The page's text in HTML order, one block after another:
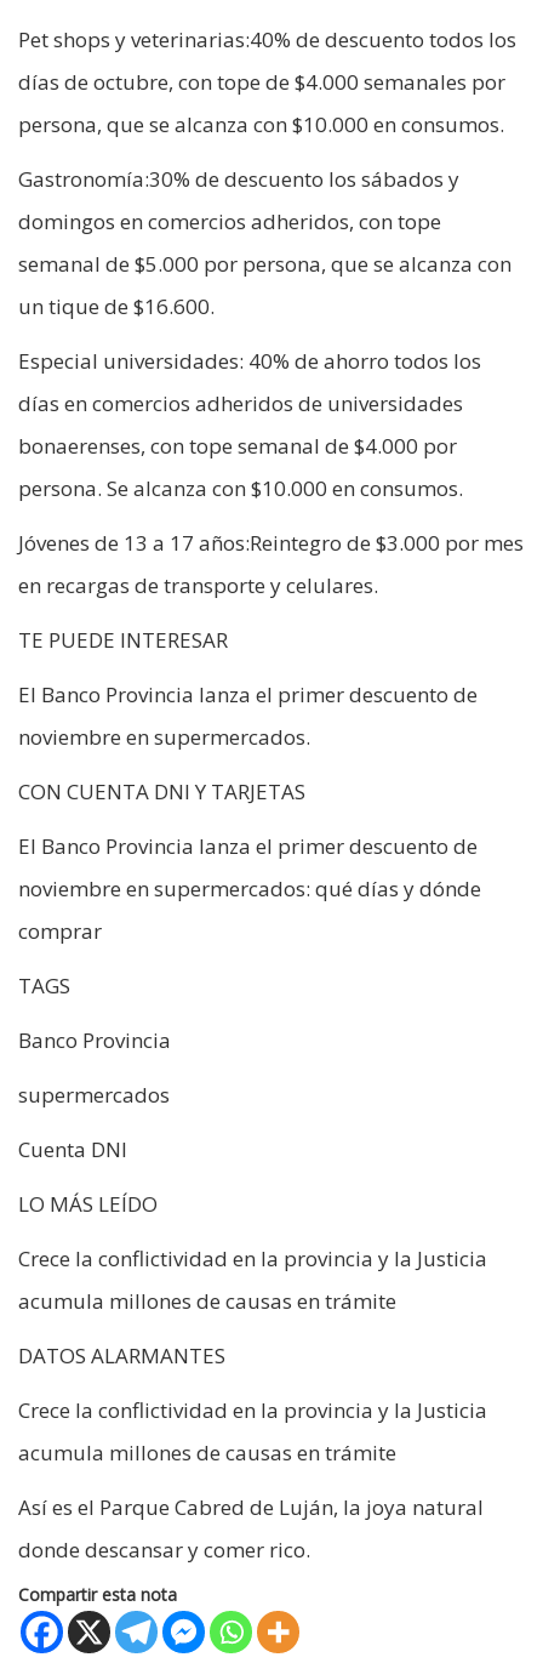
Pet shops y veterinarias:40% de descuento todos los
días de octubre, con tope de $4.000 semanales por
persona, que se alcanza con $10.000 en consumos.
Gastronomía:30% de descuento los sábados y
domingos en comercios adheridos, con tope
semanal de $5.000 por persona, que se alcanza con
un tique de $16.600.
Especial universidades: 40% de ahorro todos los
días en comercios adheridos de universidades
bonaerenses, con tope semanal de $4.000 por
persona. Se alcanza con $10.000 en consumos.
Jóvenes de 13 a 17 años:Reintegro de $3.000 por mes
en recargas de transporte y celulares.
TE PUEDE INTERESAR
El Banco Provincia lanza el primer descuento de
noviembre en supermercados.
CON CUENTA DNI Y TARJETAS
El Banco Provincia lanza el primer descuento de
noviembre en supermercados: qué días y dónde
comprar
TAGS
Banco Provincia
supermercados
Cuenta DNI
LO MÁS LEÍDO
Crece la conflictividad en la provincia y la Justicia
acumula millones de causas en trámite
DATOS ALARMANTES
Crece la conflictividad en la provincia y la Justicia
acumula millones de causas en trámite
Así es el Parque Cabred de Luján, la joya natural
donde descansar y comer rico.
Compartir esta nota